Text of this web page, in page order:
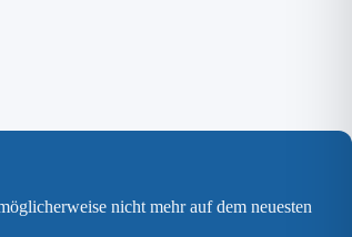
nicht mehr auf dem neuesten